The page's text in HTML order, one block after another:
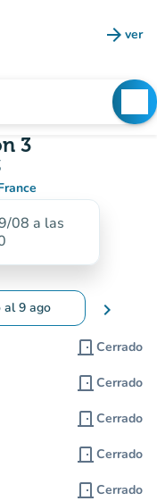
arrow_forward ver
3
08 a las
al9 ago
para cambiar las
chevron_right
door_front Cerrado
door_front Cerrado
door_front Cerrado
door_front Cerrado
door_front Cerrado